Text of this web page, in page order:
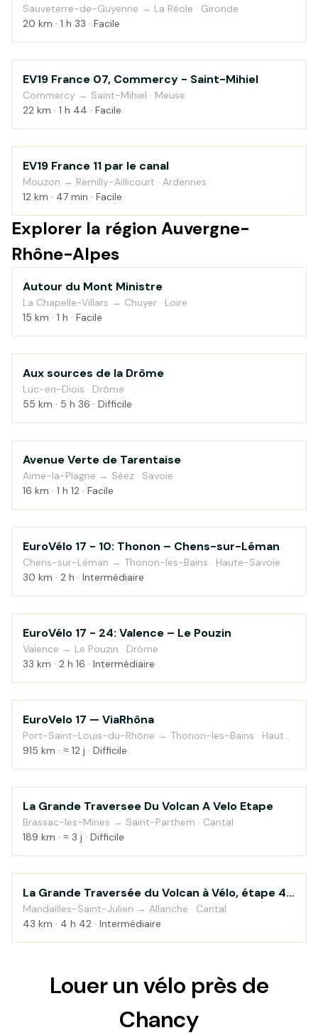
Sauveterre-de-Guyenne → La Réole · Gironde
20 km · 1 h 33 · Facile
Campagne
EV19 France 07, Commercy - Saint-Mihiel
Commercy → Saint-Mihiel · Meuse
22 km · 1 h 44 · Facile
Au fil de l'eau
EV19 France 11 par le canal
Mouzon → Remilly-Aillicourt · Ardennes
12 km · 47 min · Facile
Explorer la région Auvergne-
Rhône-Alpes
Montagne
Autour du Mont Ministre
La Chapelle-Villars → Chuyer · Loire
15 km · 1 h · Facile
Montagne
Aux sources de la Drôme
Luc-en-Diois · Drôme
55 km · 5 h 36 · Difficile
Au fil de l'eau
Avenue Verte de Tarentaise
Aime-la-Plagne → Séez · Savoie
16 km · 1 h 12 · Facile
Campagne
EuroVélo 17 - 10: Thonon – Chens-sur-Léman
Chens-sur-Léman → Thonon-les-Bains · Haute-Savoie
30 km · 2 h · Intermédiaire
Campagne
EuroVélo 17 - 24: Valence – Le Pouzin
Valence → Le Pouzin · Drôme
33 km · 2 h 16 · Intermédiaire
Au fil de l'eau
EuroVelo 17 — ViaRhôna
Port-Saint-Louis-du-Rhône → Thonon-les-Bains · Haute-
Savoie
915 km · ≈ 12 j · Difficile
Montagne
La Grande Traversee Du Volcan A Velo Etape
Brassac-les-Mines → Saint-Parthem · Cantal
189 km · ≈ 3 j · Difficile
Montagne
La Grande Traversée du Volcan à Vélo, étape 4,
Mandailles-Saint-Julien / Allanche
Mandailles-Saint-Julien → Allanche · Cantal
43 km · 4 h 42 · Intermédiaire
Louer un vélo près de
Chancy